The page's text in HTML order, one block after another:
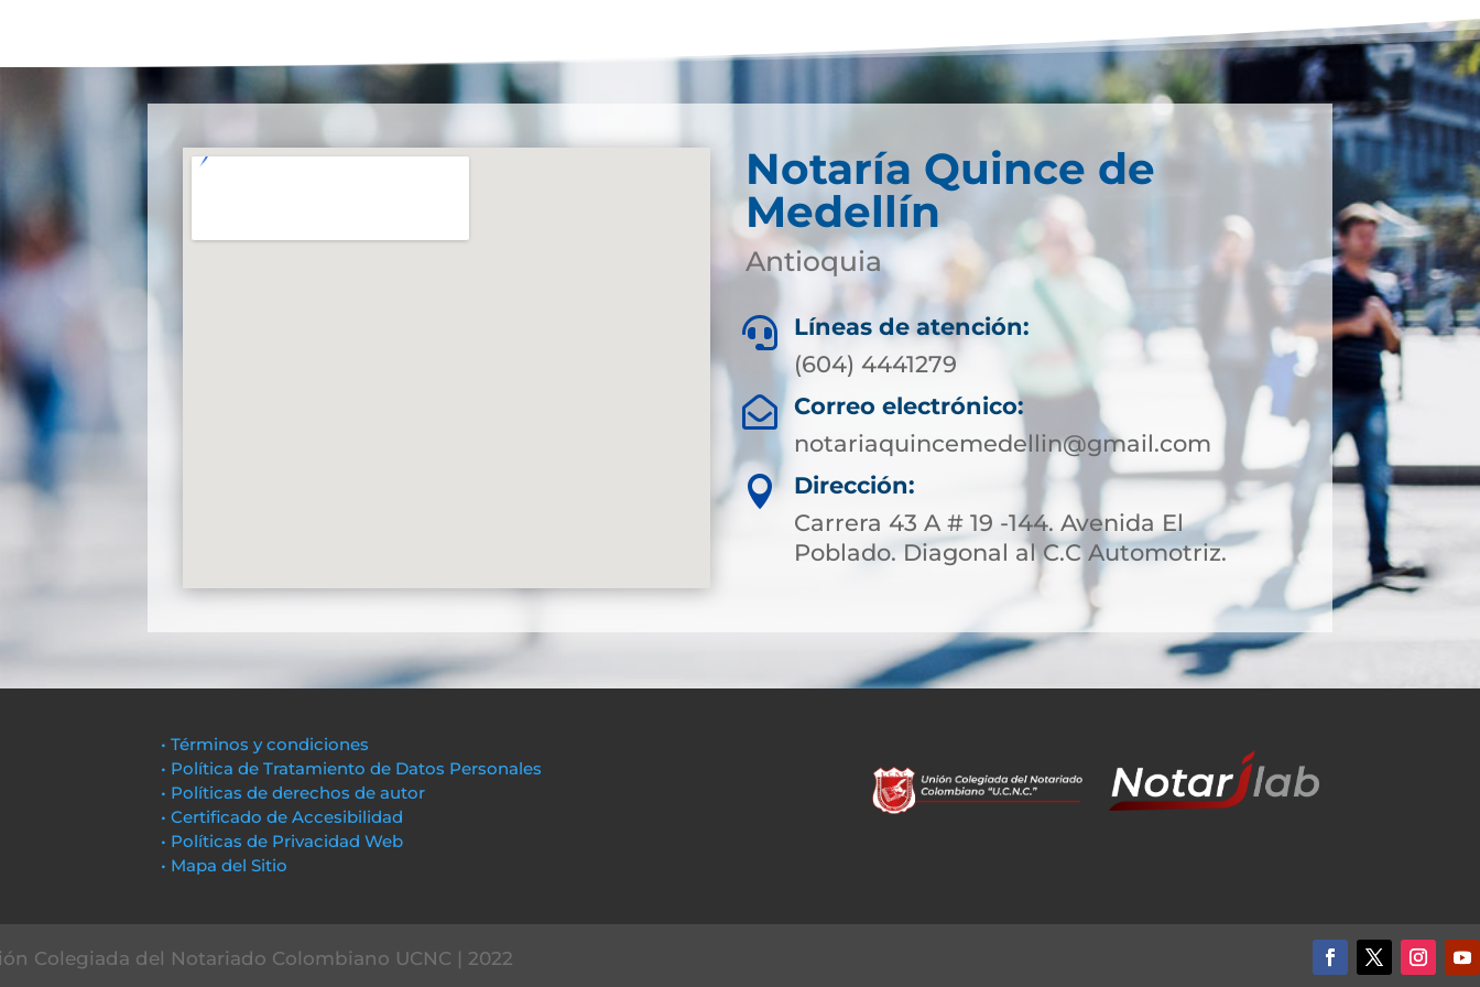
Notaría Quince de
Medellín
Antioquia

Líneas de atención:
(604) 4441279

Correo electrónico:
notariaquincemedellin@gmail.com

Dirección:
Carrera 43 A # 19 -144. Avenida El
Poblado. Diagonal al C.C Automotriz.
• Términos y condiciones
• Política de Tratamiento de Datos Personales
• Políticas de derechos de autor
• Certificado de Accesibilidad
• Políticas de Privacidad Web
• Mapa del Sitio
Colegiada del Notariado Colombiano UCNC | 2022